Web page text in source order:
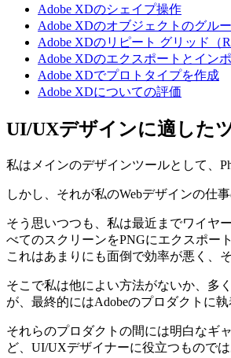
Adobe XDのシェイプ操作
Adobe XDのオブジェクトのグル
Adobe XDのリピート グリッド（
Adobe XDのエクスポートとイン
Adobe XDでプロトタイプを作成
Adobe XDについての評価
UI/UXデザインに適した
私はメインのデザインツールとして、
しかし、それが私のWebデザインの仕
そう思いつつも、私は最近までワイヤ
べてのスクリーンをPNGにエクスポー
これはあまりにも面倒で効率が悪く、
そこで私は他によい方法がないか、多
が、最終的にはAdobeのプロダクトに
それらのプロダクトの間には明白なギ
ど、UI/UXデザイナーに役立つものでは